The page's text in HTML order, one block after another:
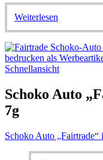
Weiterlesen
Schnellansicht
Schoko Auto
7g
Schoko Auto